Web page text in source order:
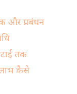
और प्रबंधन
तक
कैसे